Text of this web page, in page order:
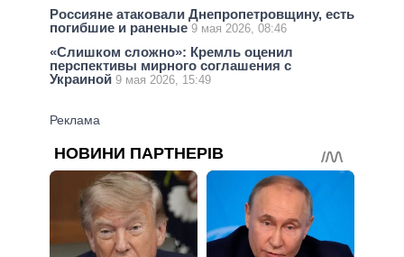
Россияне атаковали Днепропетровщину, есть
погибшие и раненые 9 мая 2026, 08:46
«Слишком сложно»: Кремль оценил
перспективы мирного соглашения с
Украиной 9 мая 2026, 15:49